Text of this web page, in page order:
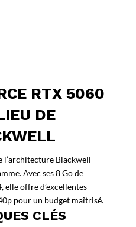
RTX 5060
DE
l’architecture Blackwell
Avec ses 8 Go de
elle offre d’excellentes
pour un budget maîtrisé.
CLÉS